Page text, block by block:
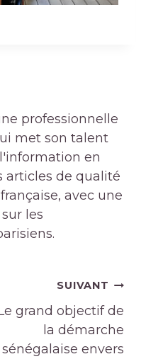
professionnelle
met son talent
en
articles de qualité
avec une
les
SUIVANT
grand objectif de
la démarche
sénégalaise envers